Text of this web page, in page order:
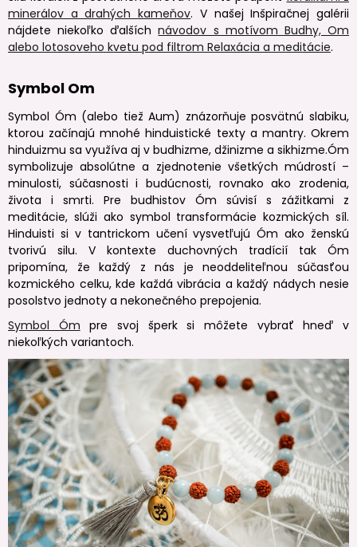
minerálov a drahých kameňov. V našej Inšpiračnej galérii
nájdete niekoľko ďalšíchnávodov s motívom Budhy, Om
alebo lotosoveho kvetu pod filtrom Relaxácia a meditácie.
Symbol Om
Symbol Óm (alebo tiež Aum) znázorňuje posvätnú slabiku,
ktorou začínajú mnohé hinduistické texty a mantry. Okrem
hinduizmu sa využíva aj v budhizme, džinizme a sikhizme.Óm
symbolizuje absolútne a zjednotenie všetkých múdrostí –
minulosti, súčasnosti i budúcnosti, rovnako ako zrodenia,
života i smrti. Pre budhistov Óm súvisí s zážitkami z
meditácie, slúži ako symbol transformácie kozmických síl.
Hinduisti si v tantrickom učení vysvetľujú Óm ako ženskú
tvorivú silu. V kontexte duchovných tradícií tak Óm
pripomína, že každý z nás je neoddeliteľnou súčasťou
kozmického celku, kde každá vibrácia a každý nádych nesie
posolstvo jednoty a nekonečného prepojenia.
Symbol Óm pre svoj šperk si môžete vybrať hneď v
niekoľkých variantoch.